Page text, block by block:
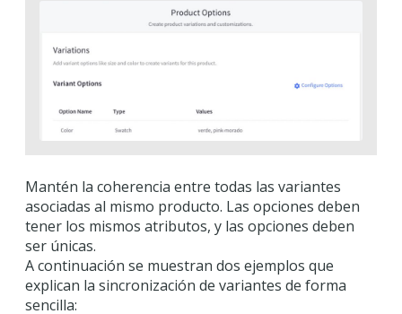
Mantén la coherencia entre todas las variantes
asociadas al mismo producto. Las opciones deben
tener los mismos atributos, y las opciones deben
ser únicas.
A continuación se muestran dos ejemplos que
explican la sincronización de variantes de forma
sencilla: